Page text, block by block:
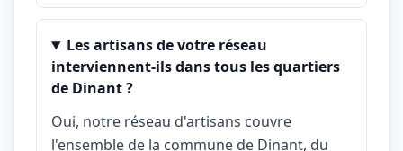
Les artisans de votre réseau
interviennent-ils dans tous les quartiers
de Dinant ?
Oui, notre réseau d'artisans couvre
l'ensemble de la commune de Dinant, du